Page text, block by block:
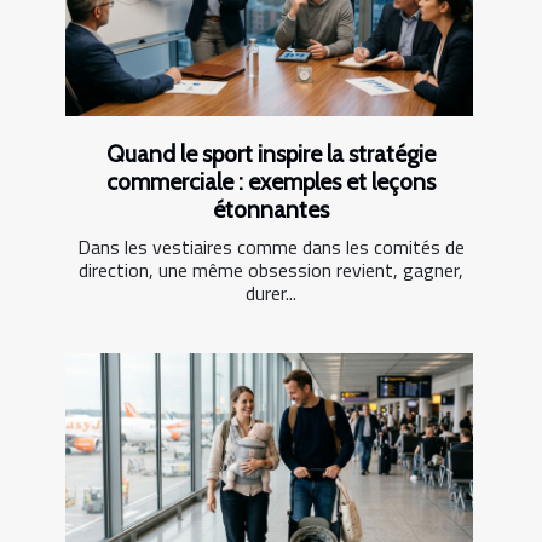
Quand le sport inspire la stratégie
commerciale : exemples et leçons
étonnantes
Dans les vestiaires comme dans les comités de
direction, une même obsession revient, gagner,
durer...